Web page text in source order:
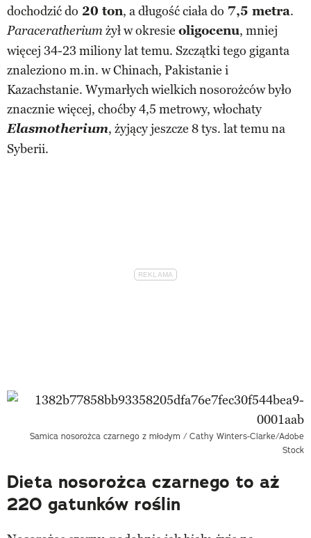
dochodzić do 20 ton, a długość ciała do 7,5 metra.
Paraceratherium żył w okresie oligocenu, mniej
więcej 34-23 miliony lat temu. Szczątki tego giganta
znaleziono m.in. w Chinach, Pakistanie i
Kazachstanie. Wymarłych wielkich nosorożców było
znacznie więcej, choćby 4,5 metrowy, włochaty
Elasmotherium, żyjący jeszcze 8 tys. lat temu na
Syberii.
Samica nosorożca czarnego z młodym / Cathy Winters-Clarke/Adobe
Stock
Dieta nosorożca czarnego to aż
220 gatunków roślin